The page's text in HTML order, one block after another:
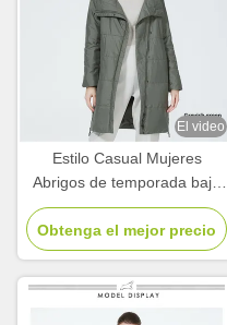
El video
Estilo Casual Mujeres
Abrigos de temporada baja
Uso diario chaquetas
casuales blancas para
mujeres
Obtenga el mejor precio